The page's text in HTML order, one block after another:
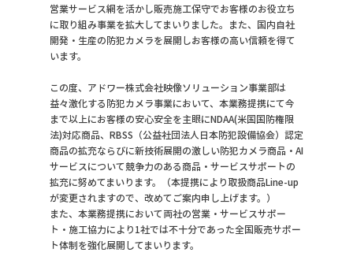
営業サービス網を活かし販売施工保守でお客様のお役立ち
に取り組み事業を拡大してまいりました。また、国内自社
開発・生産の防犯カメラを展開しお客様の高い信頼を得て
います。
この度、アドワー株式会社映像ソリューション事業部は
益々激化する防犯カメラ事業において、本業務提携にて今
まで以上にお客様の安心安全を主眼にNDAA(米国国防権限
法)対応商品、RBSS（公益社団法人日本防犯設備協会）認定
商品の拡充ならびに新技術展開の激しい防犯カメラ商品・AI
サービスについて競争力のある商品・サービスサポートの
拡充に努めてまいります。（本提携により取扱商品Line-up
が変更されますので、改めてご案内申し上げます。）
また、本業務提携において両社の営業・サービスサポー
ト・施工協力により1社では不十分であった全国販売サポー
ト体制を強化展開してまいります。